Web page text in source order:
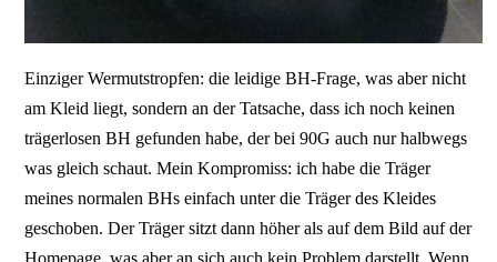
Einziger Wermutstropfen: die leidige BH-Frage, was aber nicht
am Kleid liegt, sondern an der Tatsache, dass ich noch keinen
trägerlosen BH gefunden habe, der bei 90G auch nur halbwegs
was gleich schaut. Mein Kompromiss: ich habe die Träger
meines normalen BHs einfach unter die Träger des Kleides
geschoben. Der Träger sitzt dann höher als auf dem Bild auf der
Homepage, was aber an sich auch kein Problem darstellt. Wenn